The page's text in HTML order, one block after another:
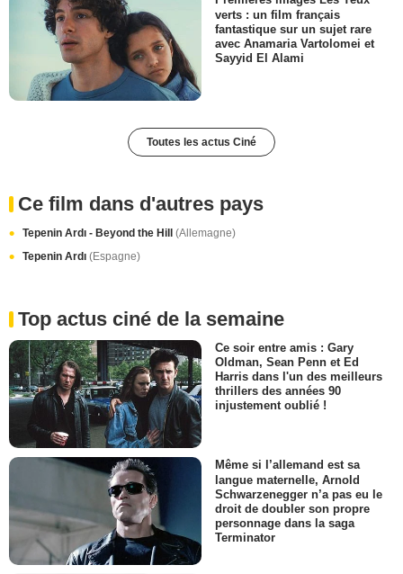
verts : un film français
fantastique sur un sujet rare
avec Anamaria Vartolomei et
Sayyid El Alami
Toutes les actus Ciné
Ce film dans d'autres pays
Tepenin Ardı - Beyond the Hill (Allemagne)
Tepenin Ardı (Espagne)
Top actus ciné de la semaine
Ce soir entre amis : Gary
Oldman, Sean Penn et Ed
Harris dans l'un des meilleurs
thrillers des années 90
injustement oublié !
Même si l’allemand est sa
langue maternelle, Arnold
Schwarzenegger n’a pas eu le
droit de doubler son propre
personnage dans la saga
Terminator